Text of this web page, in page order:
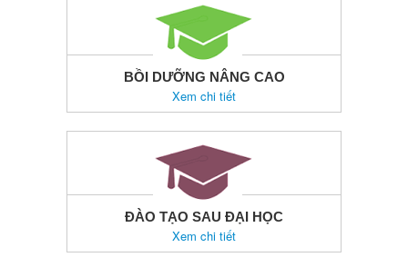
BỒI DƯỠNG NÂNG CAO
Xem chi tiết
ĐÀO TẠO SAU ĐẠI HỌC
Xem chi tiết